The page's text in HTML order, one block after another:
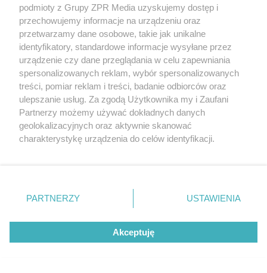
ŚMIERTELNY WYPADEK
Budziska: Tragiczny wypadek 77-letniego
rowerzysty
Ojciec Rydzyk szykuje kolejną huczną
podmioty z Grupy ZPR Media uzyskujemy dostęp i
przechowujemy informacje na urządzeniu oraz
przetwarzamy dane osobowe, takie jak unikalne
identyfikatory, standardowe informacje wysyłane przez
urządzenie czy dane przeglądania w celu zapewniania
spersonalizowanych reklam, wybór spersonalizowanych
treści, pomiar reklam i treści, badanie odbiorców oraz
ulepszanie usług. Za zgodą Użytkownika my i Zaufani
Partnerzy możemy używać dokładnych danych
geolokalizacyjnych oraz aktywnie skanować
charakterystykę urządzenia do celów identyfikacji.
zmienić/wycofać klikając przycisk ustawień prywatności
znajdujący się w lewym dolnym rogu strony
rodzaje przetwarzania danych nie wymagają zgody
użytkownika, ale masz prawo sprzeciwić się takiemu
przetwarzaniu. Preferencje będą miały zastosowanie tylko
PARTNERZY USTAWIENIA
Akceptuję